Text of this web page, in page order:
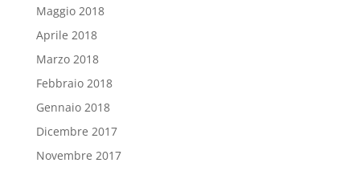
Maggio 2018
Aprile 2018
Marzo 2018
Febbraio 2018
Gennaio 2018
Dicembre 2017
Novembre 2017